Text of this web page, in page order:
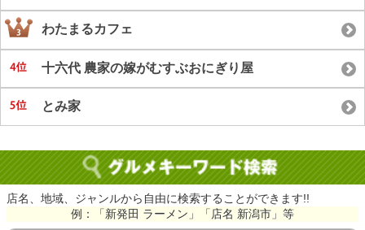
わたまるカフェ
十六代 農家の嫁がむすぶおにぎり屋
とみ家
店名、地域、ジャンルから自由に検索することができます!!
例：「新発田 ラーメン」「店名 新潟市」等